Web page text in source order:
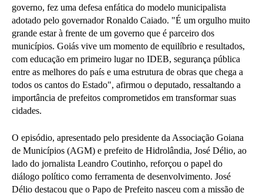
governo, fez uma defesa enfática do modelo municipalista
adotado pelo governador Ronaldo Caiado. "É um orgulho muito
grande estar à frente de um governo que é parceiro dos
municípios. Goiás vive um momento de equilíbrio e resultados,
com educação em primeiro lugar no IDEB, segurança pública
entre as melhores do país e uma estrutura de obras que chega a
todos os cantos do Estado", afirmou o deputado, ressaltando a
importância de prefeitos comprometidos em transformar suas
cidades.
O episódio, apresentado pelo presidente da Associação Goiana
de Municípios (AGM) e prefeito de Hidrolândia, José Délio, ao
lado do jornalista Leandro Coutinho, reforçou o papel do
diálogo político como ferramenta de desenvolvimento. José
Délio destacou que o Papo de Prefeito nasceu com a missão de